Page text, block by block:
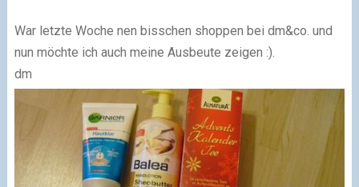
War letzte Woche nen bisschen shoppen bei dm&co. und
nun möchte ich auch meine Ausbeute zeigen :).
dm